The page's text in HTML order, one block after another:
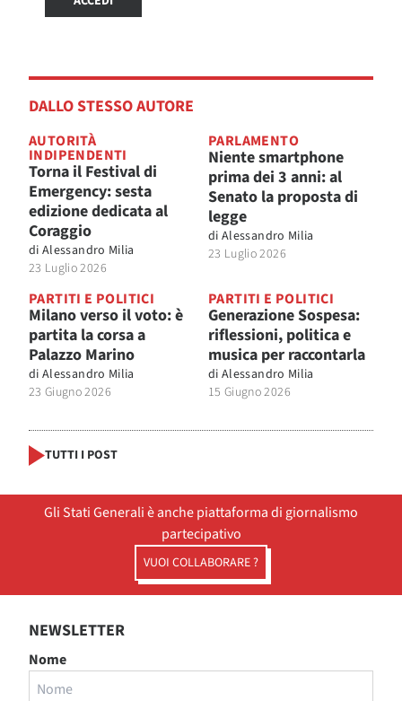
DALLO STESSO AUTORE
AUTORITÀ
INDIPENDENTI
Torna il Festival di
Emergency: sesta
edizione dedicata al
Coraggio
di Alessandro Milia
23 Luglio 2026
PARLAMENTO
Niente smartphone
prima dei 3 anni: al
Senato la proposta di
legge
di Alessandro Milia
23 Luglio 2026
PARTITI E POLITICI
Milano verso il voto: è
partita la corsa a
Palazzo Marino
di Alessandro Milia
23 Giugno 2026
PARTITI E POLITICI
Generazione Sospesa:
riflessioni, politica e
musica per raccontarla
di Alessandro Milia
15 Giugno 2026
TUTTI I POST
Gli Stati Generali è anche piattaforma di giornalismo
partecipativo
VUOI COLLABORARE ?
NEWSLETTER
Nome